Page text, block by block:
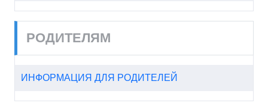
РОДИТЕЛЯМ
ИНФОРМАЦИЯ ДЛЯ РОДИТЕЛЕЙ